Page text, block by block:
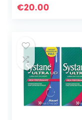
en verbetering
€20.00